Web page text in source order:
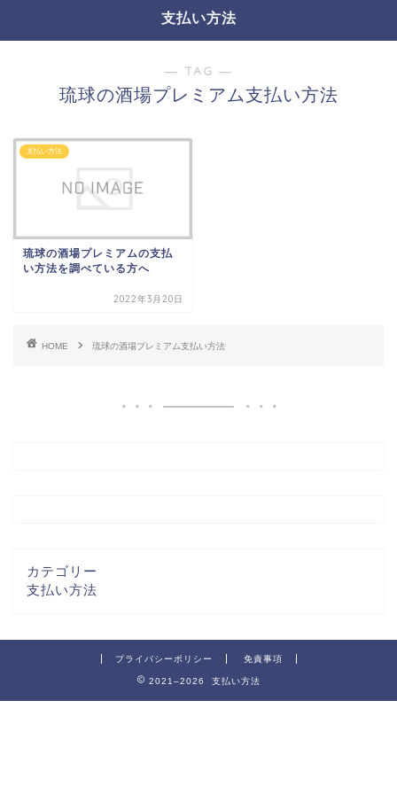
支払い方法
― TAG ―
琉球の酒場プレミアム支払い方法
支払い方法
琉球の酒場プレミアムの支払
い方法を調べている方へ
2022年3月20日
HOME 琉球の酒場プレミアム支払い方法
カテゴリー
支払い方法
プライバシーポリシー 免責事項
2021–2026 支払い方法